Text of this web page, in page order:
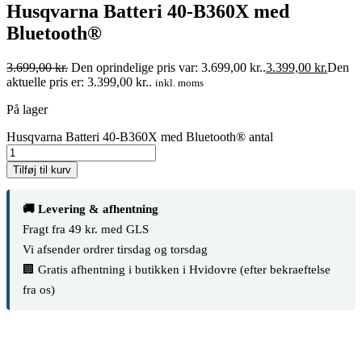
Husqvarna Batteri 40-B360X med
Bluetooth®
3.699,00kr. Den oprindelige pris var: 3.699,00 kr..3.399,00 kr.Den
aktuelle pris er: 3.399,00 kr.. inkl. moms
På lager
Husqvarna Batteri 40-B360X med Bluetooth® antal
Tilføj til kurv
🚚 Levering & afhentning
Fragt fra 49 kr. med GLS
Vi afsender ordrer tirsdag og torsdag
🏢 Gratis afhentning i butikken i Hvidovre (efter bekraeftelse
fra os)